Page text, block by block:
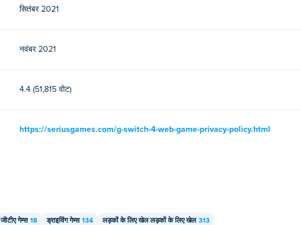
सितंबर 2021
नवंबर 2021
4.4 (51,815 वोट)
https://seriusgames.com/g-switch-4-web-game-privacy-policy.html
जीटीए गेम्स 18 ड्राइविंग गेम्स 134 लड़कों के लिए खेल लड़कों के लिए खेल 313